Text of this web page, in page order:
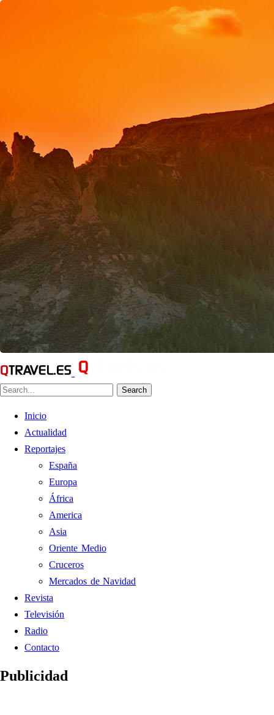
Search
Inicio
Actualidad
Reportajes
España
Europa
África
America
Asia
Oriente Medio
Cruceros
Mercados de Navidad
Revista
Televisión
Radio
Contacto
Publicidad